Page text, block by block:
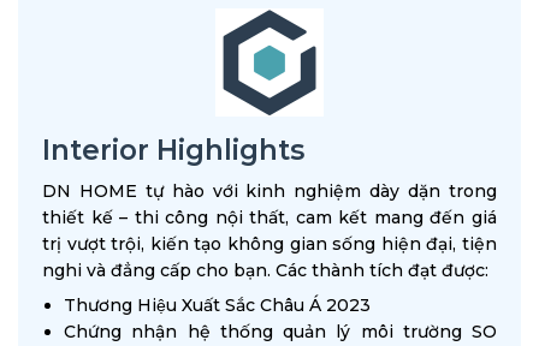
Interior Highlights
DN HOME tự hào với kinh nghiệm dày dặn trong
thiết kế – thi công nội thất, cam kết mang đến giá
trị vượt trội, kiến tạo không gian sống hiện đại, tiện
nghi và đẳng cấp cho bạn. Các thành tích đạt được:
Thương Hiệu Xuất Sắc Châu Á 2023
Chứng nhận hệ thống quản lý môi trường SO